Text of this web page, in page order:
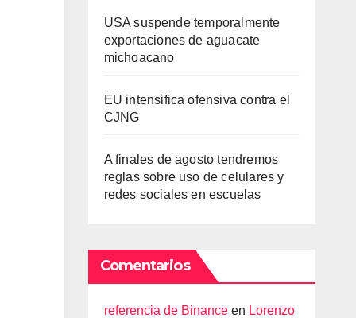
USA suspende temporalmente
exportaciones de aguacate
michoacano
EU intensifica ofensiva contra el
CJNG
A finales de agosto tendremos
reglas sobre uso de celulares y
redes sociales en escuelas
Comentarios
referencia de Binanceen Lorenzo